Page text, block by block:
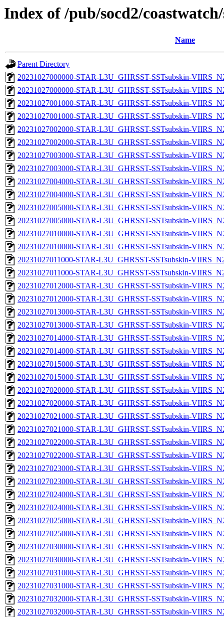
Index of /pub/socd2/
Name
Parent Directory
20231027000000-STAR-L3U_GHRSST-SSTsubskin-
20231027000000-STAR-L3U_GHRSST-SSTsubskin-
20231027001000-STAR-L3U_GHRSST-SSTsubskin-
20231027001000-STAR-L3U_GHRSST-SSTsubskin-
20231027002000-STAR-L3U_GHRSST-SSTsubskin-
20231027002000-STAR-L3U_GHRSST-SSTsubskin-
20231027003000-STAR-L3U_GHRSST-SSTsubskin-
20231027003000-STAR-L3U_GHRSST-SSTsubskin-
20231027004000-STAR-L3U_GHRSST-SSTsubskin-
20231027004000-STAR-L3U_GHRSST-SSTsubskin-
20231027005000-STAR-L3U_GHRSST-SSTsubskin-
20231027005000-STAR-L3U_GHRSST-SSTsubskin-
20231027010000-STAR-L3U_GHRSST-SSTsubskin-
20231027010000-STAR-L3U_GHRSST-SSTsubskin-
20231027011000-STAR-L3U_GHRSST-SSTsubskin-
20231027011000-STAR-L3U_GHRSST-SSTsubskin-
20231027012000-STAR-L3U_GHRSST-SSTsubskin-
20231027012000-STAR-L3U_GHRSST-SSTsubskin-
20231027013000-STAR-L3U_GHRSST-SSTsubskin-
20231027013000-STAR-L3U_GHRSST-SSTsubskin-
20231027014000-STAR-L3U_GHRSST-SSTsubskin-
20231027014000-STAR-L3U_GHRSST-SSTsubskin-
20231027015000-STAR-L3U_GHRSST-SSTsubskin-
20231027015000-STAR-L3U_GHRSST-SSTsubskin-
20231027020000-STAR-L3U_GHRSST-SSTsubskin-
20231027020000-STAR-L3U_GHRSST-SSTsubskin-
20231027021000-STAR-L3U_GHRSST-SSTsubskin-
20231027021000-STAR-L3U_GHRSST-SSTsubskin-
20231027022000-STAR-L3U_GHRSST-SSTsubskin-
20231027022000-STAR-L3U_GHRSST-SSTsubskin-
20231027023000-STAR-L3U_GHRSST-SSTsubskin-
20231027023000-STAR-L3U_GHRSST-SSTsubskin-
20231027024000-STAR-L3U_GHRSST-SSTsubskin-
20231027024000-STAR-L3U_GHRSST-SSTsubskin-
20231027025000-STAR-L3U_GHRSST-SSTsubskin-
20231027025000-STAR-L3U_GHRSST-SSTsubskin-
20231027030000-STAR-L3U_GHRSST-SSTsubskin-
20231027030000-STAR-L3U_GHRSST-SSTsubskin-
20231027031000-STAR-L3U_GHRSST-SSTsubskin-
20231027031000-STAR-L3U_GHRSST-SSTsubskin-
20231027032000-STAR-L3U_GHRSST-SSTsubskin-
20231027032000-STAR-L3U_GHRSST-SSTsubskin-